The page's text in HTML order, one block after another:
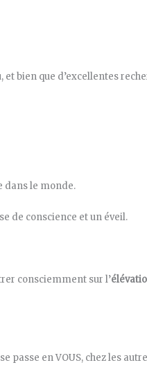
bien que d’excellentes
dans le monde.
de conscience et un éveil.
consciemment sur l’
passe en VOUS, chez les